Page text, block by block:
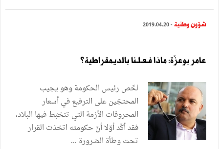
شؤون وطنية - 2019.04.20
عامر بوعزّة: ماذا فـعـلـنا بالديمقراطية؟
لخّص رئيس الحكومة وهو يجيب
المحتجّين على الترفيع في أسعار
المحروقات الأزمة التي تتخبّط فيها البلاد،
فقد أكّد أوّلا أنّ حكومته اتخذت القرار
تحت وطأة الضرورة ...